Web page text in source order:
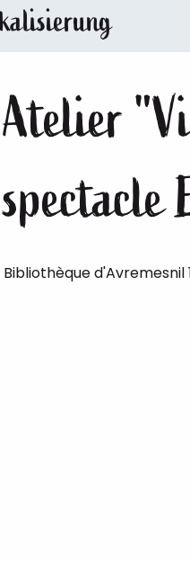
Atelier
spectacle
Bibliothèque d'Avremesnil